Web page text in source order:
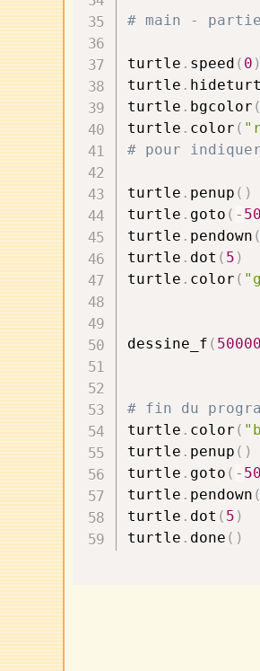
# main -
turtle . speed ( 0 )
turtle .
turtle . bgcolor (
turtle . color (
# pour
turtle . penup ( )
turtle . goto ( -
turtle . pendown (
turtle . dot ( 5 )
turtle . color (
dessine_f ( 50000
# fin du
turtle . color (
turtle . penup ( )
turtle . goto ( -
turtle . pendown (
turtle . dot ( 5 )
turtle . done ( )